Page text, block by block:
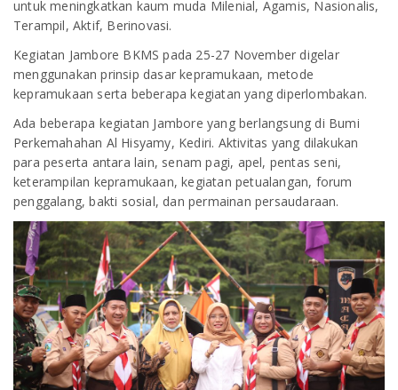
untuk meningkatkan kaum muda Milenial, Agamis, Nasionalis,
Terampil, Aktif, Berinovasi.
Kegiatan Jambore BKMS pada 25-27 November digelar
menggunakan prinsip dasar kepramukaan, metode
kepramukaan serta beberapa kegiatan yang diperlombakan.
Ada beberapa kegiatan Jambore yang berlangsung di Bumi
Perkemahahan Al Hisyamy, Kediri. Aktivitas yang dilakukan
para peserta antara lain, senam pagi, apel, pentas seni,
keterampilan kepramukaan, kegiatan petualangan, forum
penggalang, bakti sosial, dan permainan persaudaraan.